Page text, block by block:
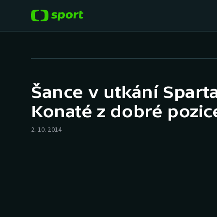
Hokej
Tenis
Baseball a softbal
Basketbal
Šance v utkání
Konaté z dobré
2. 10. 2014